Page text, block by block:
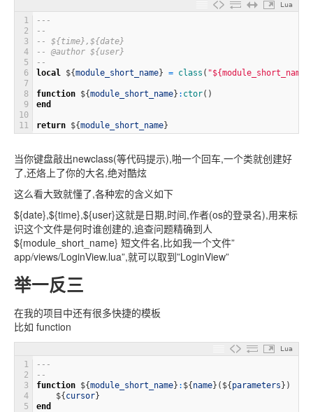
Lua
1
2
3
4
5
6
7
8
9
10
11
---
--
-- ${time},${date}
-- @author ${user}
--
local ${module_short_name} = class (
function ${module_short_name} : ctor( )
end
return ${module_short_name}
当你键盘敲出newclass(等代码提示),啪一个回车,一个类就创建好
了,还烙上了你的大名,绝对酷炫
这么看大致就懂了,各种宏的含义如下
${date},${time},${user}这就是日期,时间,作者(os的登录名),用来标
识这个文件是何时谁创建的,追查问题精确到人
${module_short_name} 短文件名,比如我一个文件”
app/views/LoginView.lua”,就可以取到”LoginView”
举一反三
在我的项目中还有很多快捷的模板
比如 function
Lua
1
2
3
4
5
---
--
function ${module_short_name} : ${ name} ( ${ parameters } )
${ cursor}
end